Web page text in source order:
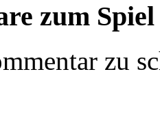
zum Spiel
zu